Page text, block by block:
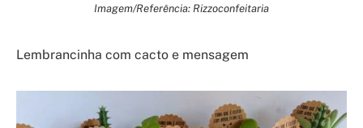
Imagem/Referência: Rizzoconfeitaria
Lembrancinha com cacto e mensagem